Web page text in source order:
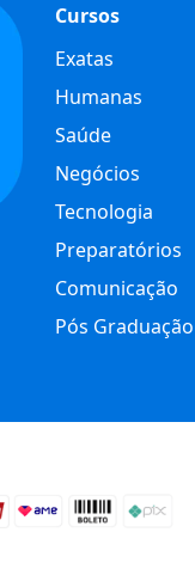
Cursos
Exatas
Humanas
Saúde
Negócios
Tecnologia
Preparatórios
Comunicação
Pós Graduação